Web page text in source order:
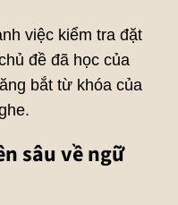
việc kiểm tra đặt
đề đã học của
bắt từ khóa của
sâu về ngữ